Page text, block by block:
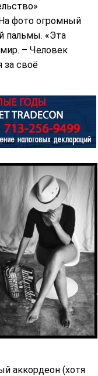
фото огромный
пальмы. «Эта
– Человек
за своё
аккордеон (хотя